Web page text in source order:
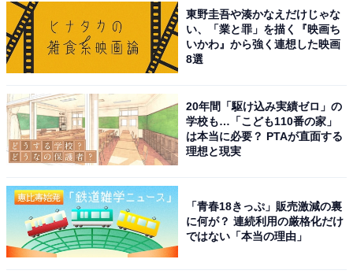
東野圭吾や湊かなえだけじゃな
い、「業と罪」を描く『映画ち
いかわ』から強く連想した映画
8選
20年間「駆け込み実績ゼロ」の
学校も…「こども110番の家」
は本当に必要？ PTAが直面する
理想と現実
「青春18きっぷ」販売激減の裏
に何が？ 連続利用の厳格化だけ
ではない「本当の理由」